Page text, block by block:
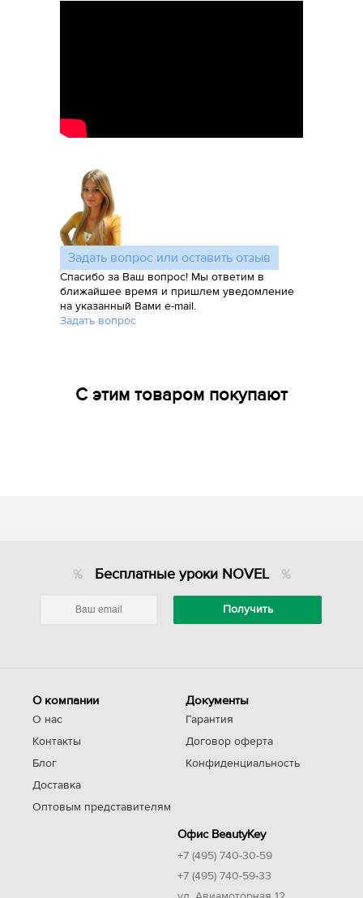
Задать вопрос или оставить отзыв
Спасибо за Ваш вопрос! Мы ответим в
ближайшее время и пришлем уведомление
на указанный Вами e-mail.
Задать вопрос
С этим товаром покупают
Бесплатные уроки NOVEL
О компании
О нас
Контакты
Блог
Доставка
Оптовым представителям
Документы
Гарантия
Договор оферта
Конфиденциальность
Офис BeautyKey
+7 (495) 740-30-59
+7 (495) 740-59-33